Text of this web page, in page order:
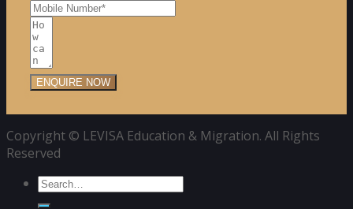
ENQUIRE NOW
Copyright © LEVISA Education & Migration. All Rights
Reserved